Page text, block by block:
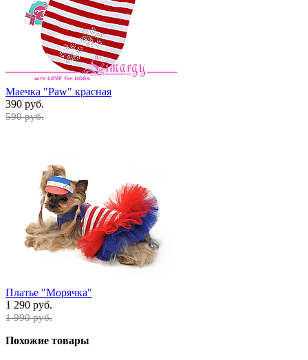
Маечка "Paw" красная
390 руб.
590 руб.
Платье "Морячка"
1 290 руб.
1 990 руб.
Похожие товары